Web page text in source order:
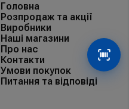
Головна
Розпродаж та акції
Виробники
Наші магазини
Про нас
Контакти
Умови покупок
Питання та відповіді